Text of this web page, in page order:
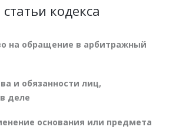
кодекса
на обращение в арбитражный
и обязанности лиц,
деле
основания или предмета